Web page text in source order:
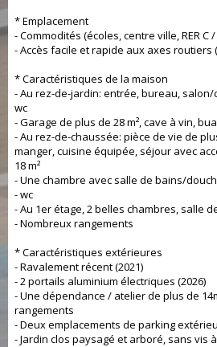
* Emplacement
- Commodités (écoles, centre ville, RER C
- Accès facile et rapide aux axes routiers
* Caractéristiques de la maison
- Au rez-de-jardin: entrée, bureau,
wc
- Garage de plus de 28 m², cave à vin,
- Au rez-de-chaussée: pièce de vie de
manger, cuisine équipée, séjour avec
18 m²
- Une chambre avec salle de bains/
- wc
- Au 1er étage, 2 belles chambres, salle
- Nombreux rangements
* Caractéristiques extérieures
- Ravalement récent (2021)
- 2 portails aluminium électriques (2026)
- Une dépendance / atelier de plus de
rangements
- Deux emplacements de parking
- Jardin clos paysagé et arboré, sans vis